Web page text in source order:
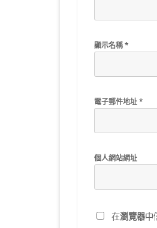
顯示名稱*
電子郵件地址*
個人網站網址
在瀏覽器中